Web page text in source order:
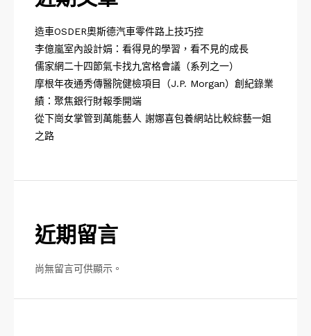
造車OSDER奧斯德汽車零件路上技巧控
李億嵐室內設計娟：看得見的學習，看不見的成長
儒家網二十四節氣卡找九宮格會議（系列之一）
摩根年夜通秀傳醫院健檢項目（J.P. Morgan）創紀錄業
績：聚焦銀行財報季開端
從下崗女掌管到萬能藝人 謝娜喜包養網站比較綜藝一姐
之路
近期留言
尚無留言可供顯示。